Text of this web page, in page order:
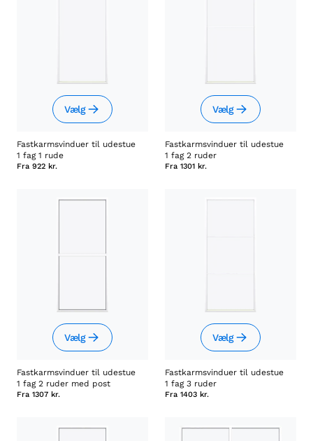
Vælg
Fastkarmsvinduer til udestue
1 fag 1 rude
Fra 922 kr.
Vælg
Fastkarmsvinduer til udestue
1 fag 2 ruder
Fra 1301 kr.
Vælg
Fastkarmsvinduer til udestue
1 fag 2 ruder med post
Fra 1307 kr.
Vælg
Fastkarmsvinduer til udestue
1 fag 3 ruder
Fra 1403 kr.